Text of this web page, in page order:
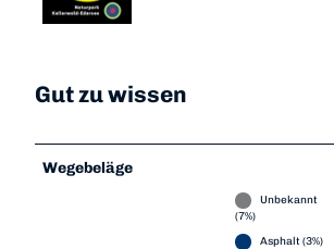
Gut zu wissen
Wegebeläge
Unbekannt
(7%)
Asphalt (3%)